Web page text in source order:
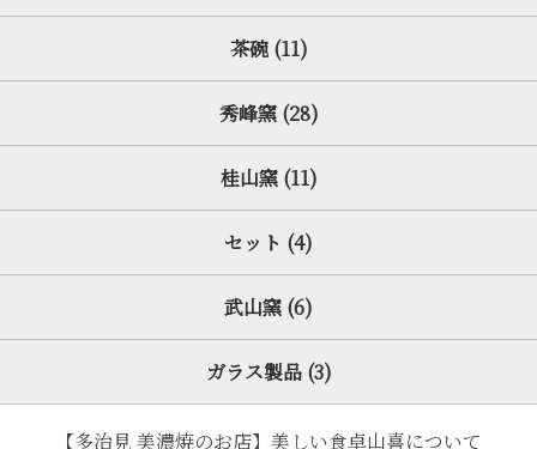
茶碗 (11)
秀峰窯 (28)
桂山窯 (11)
セット (4)
武山窯 (6)
ガラス製品 (3)
【多治見 美濃焼のお店】美しい食卓山喜について